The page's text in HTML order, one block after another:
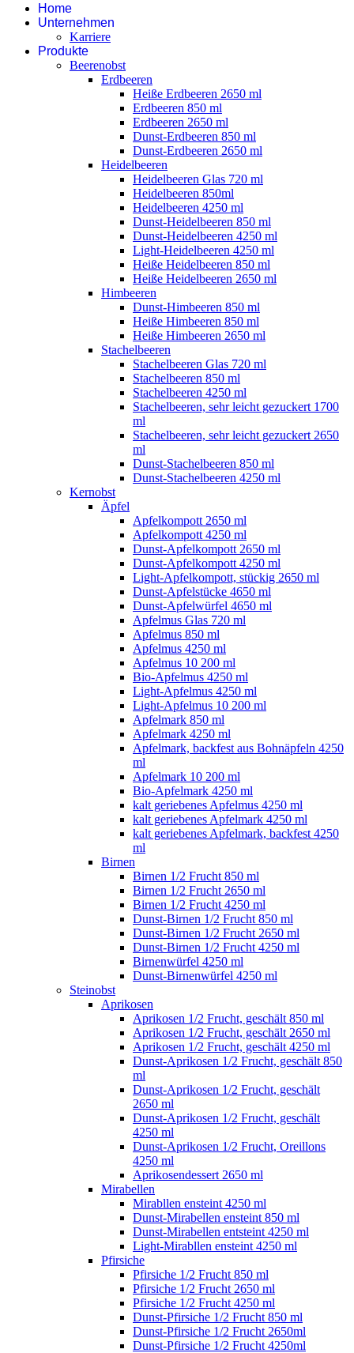
Home
Unternehmen
Karriere
Produkte
Beerenobst
Erdbeeren
Heiße Erdbeeren 2650 ml
Erdbeeren 850 ml
Erdbeeren 2650 ml
Dunst-Erdbeeren 850 ml
Dunst-Erdbeeren 2650 ml
Heidelbeeren
Heidelbeeren Glas 720 ml
Heidelbeeren 850ml
Heidelbeeren 4250 ml
Dunst-Heidelbeeren 850 ml
Dunst-Heidelbeeren 4250 ml
Light-Heidelbeeren 4250 ml
Heiße Heidelbeeren 850 ml
Heiße Heidelbeeren 2650 ml
Himbeeren
Dunst-Himbeeren 850 ml
Heiße Himbeeren 850 ml
Heiße Himbeeren 2650 ml
Stachelbeeren
Stachelbeeren Glas 720 ml
Stachelbeeren 850 ml
Stachelbeeren 4250 ml
Stachelbeeren, sehr leicht gezuckert 1700
ml
Stachelbeeren, sehr leicht gezuckert 2650
ml
Dunst-Stachelbeeren 850 ml
Dunst-Stachelbeeren 4250 ml
Kernobst
Äpfel
Apfelkompott 2650 ml
Apfelkompott 4250 ml
Dunst-Apfelkompott 2650 ml
Dunst-Apfelkompott 4250 ml
Light-Apfelkompott, stückig 2650 ml
Dunst-Apfelstücke 4650 ml
Dunst-Apfelwürfel 4650 ml
Apfelmus Glas 720 ml
Apfelmus 850 ml
Apfelmus 4250 ml
Apfelmus 10 200 ml
Bio-Apfelmus 4250 ml
Light-Apfelmus 4250 ml
Light-Apfelmus 10 200 ml
Apfelmark 850 ml
Apfelmark 4250 ml
Apfelmark, backfest aus Bohnäpfeln 4250
ml
Apfelmark 10 200 ml
Bio-Apfelmark 4250 ml
kalt geriebenes Apfelmus 4250 ml
kalt geriebenes Apfelmark 4250 ml
kalt geriebenes Apfelmark, backfest 4250
ml
Birnen
Birnen 1/2 Frucht 850 ml
Birnen 1/2 Frucht 2650 ml
Birnen 1/2 Frucht 4250 ml
Dunst-Birnen 1/2 Frucht 850 ml
Dunst-Birnen 1/2 Frucht 2650 ml
Dunst-Birnen 1/2 Frucht 4250 ml
Birnenwürfel 4250 ml
Dunst-Birnenwürfel 4250 ml
Steinobst
Aprikosen
Aprikosen 1/2 Frucht, geschält 850 ml
Aprikosen 1/2 Frucht, geschält 2650 ml
Aprikosen 1/2 Frucht, geschält 4250 ml
Dunst-Aprikosen 1/2 Frucht, geschält 850
ml
Dunst-Aprikosen 1/2 Frucht, geschält
2650 ml
Dunst-Aprikosen 1/2 Frucht, geschält
4250 ml
Dunst-Aprikosen 1/2 Frucht, Oreillons
4250 ml
Aprikosendessert 2650 ml
Mirabellen
Mirabllen ensteint 4250 ml
Dunst-Mirabellen ensteint 850 ml
Dunst-Mirabellen entsteint 4250 ml
Light-Mirabllen ensteint 4250 ml
Pfirsiche
Pfirsiche 1/2 Frucht 850 ml
Pfirsiche 1/2 Frucht 2650 ml
Pfirsiche 1/2 Frucht 4250 ml
Dunst-Pfirsiche 1/2 Frucht 850 ml
Dunst-Pfirsiche 1/2 Frucht 2650ml
Dunst-Pfirsiche 1/2 Frucht 4250ml